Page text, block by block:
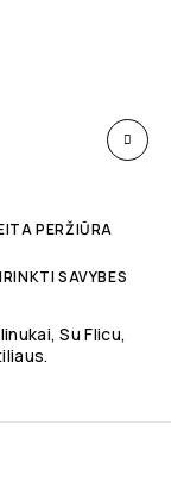
PERŽIŪRA
SAVYBES
Su Flicu,